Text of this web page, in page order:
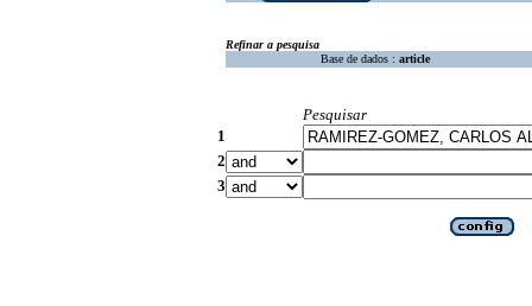
Refinar a pesquisa
Base de dados : article
Pesquisar
1
2
3